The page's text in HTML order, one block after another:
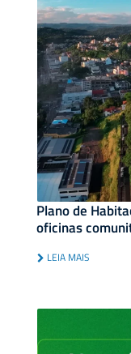
Plano de
oficinas
LEIA MAIS